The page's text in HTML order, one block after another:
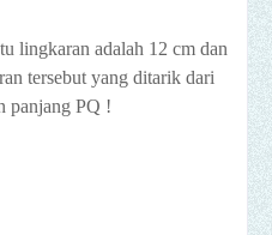
lingkaran adalah 12 cm dan
tersebut yang ditarik dari
panjang PQ !